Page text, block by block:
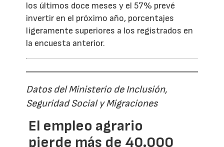
los últimos doce meses y el 57% prevé
invertir en el próximo año, porcentajes
ligeramente superiores a los registrados en
la encuesta anterior.
Datos del Ministerio de Inclusión,
Seguridad Social y Migraciones
El empleo agrario
pierde más de 40.000